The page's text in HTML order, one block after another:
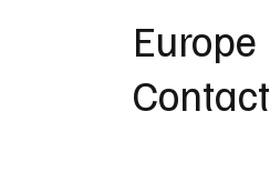
Europe
Contact